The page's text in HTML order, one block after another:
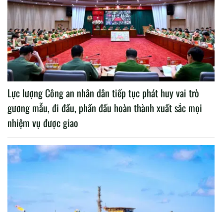
Lực lượng Công an nhân dân tiếp tục phát huy vai trò
gương mẫu, đi đầu, phấn đấu hoàn thành xuất sắc mọi
nhiệm vụ được giao